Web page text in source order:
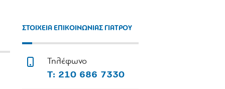
ΣΤΟΙΧΕΙΑ ΕΠΙΚΟΙΝΩΝΙΑΣ ΓΙΑΤΡΟΥ
Τηλέφωνο
Τ: 210 686 7330